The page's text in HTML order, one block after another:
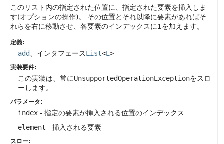
このリスト内の指定された位置に、指定された要素を挿入しま
す(オプションの操作)。
その位置とそれ以降に要素があればそ
れらを右に移動させ、各要素のインデックスに1を加えます。
定義:
add 、インタフェースList<E>
実装要件:
この実装は、常にUnsupportedOperationExceptionをスロ
ーします。
パラメータ:
index - 指定の要素が挿入される位置のインデックス
element - 挿入される要素
スロー: